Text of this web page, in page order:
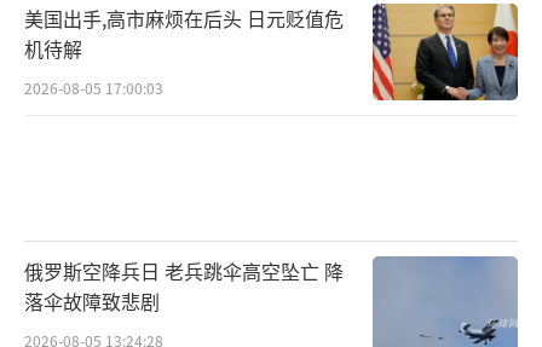
美国出手,高市麻烦在后头 日元贬值危
机待解
2026-08-05 17:00:03
俄罗斯空降兵日 老兵跳伞高空坠亡 降
落伞故障致悲剧
2026-08-05 13:24:28